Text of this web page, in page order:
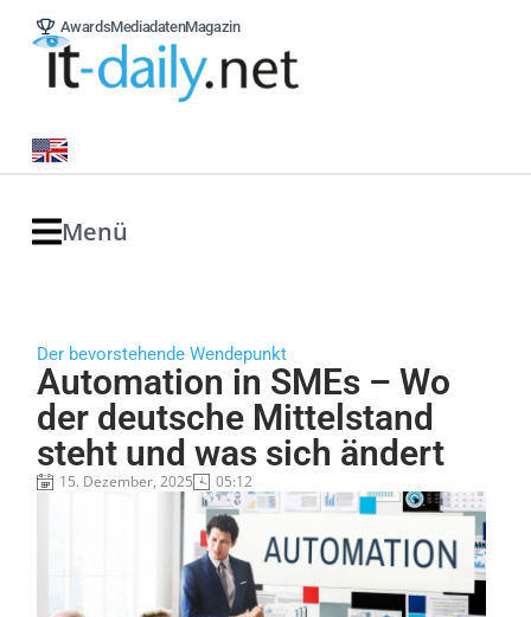
AwardsMediadatenMagazin
Menü
Der bevorstehende Wendepunkt
Automation in SMEs – Wo
der deutsche Mittelstand
steht und was sich ändert
15. Dezember, 2025 05:12